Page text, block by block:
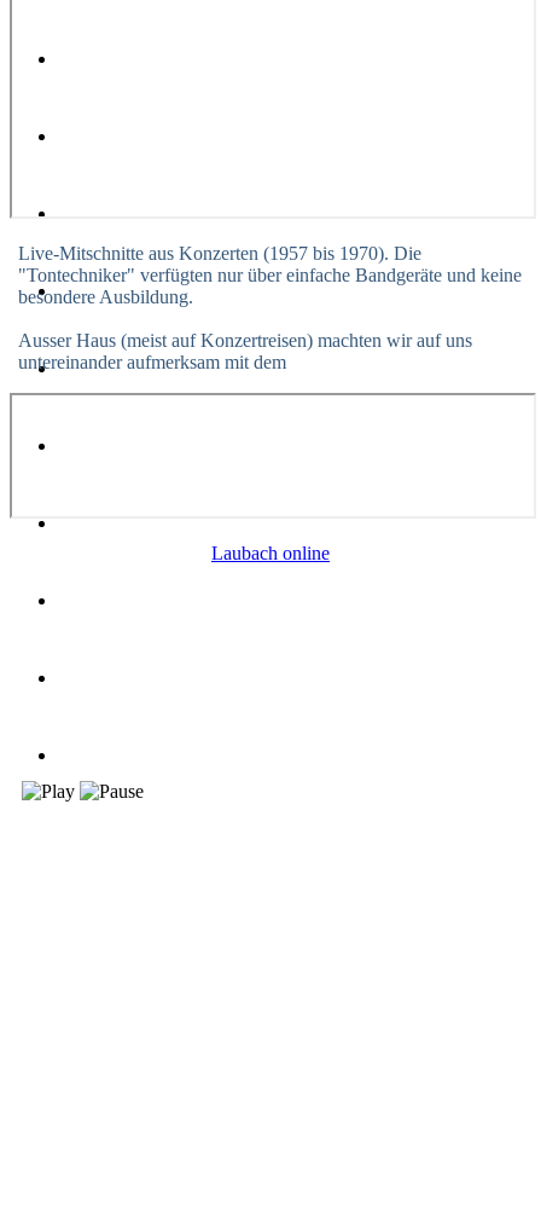
Live-Mitschnitte aus Konzerten (1957 bis 1970). Die
"Tontechniker" verfügten nur über einfache Bandgeräte und keine
besondere Ausbildung.
Ausser Haus (meist auf Konzertreisen) machten wir auf uns
untereinander aufmerksam mit dem
Laubach online